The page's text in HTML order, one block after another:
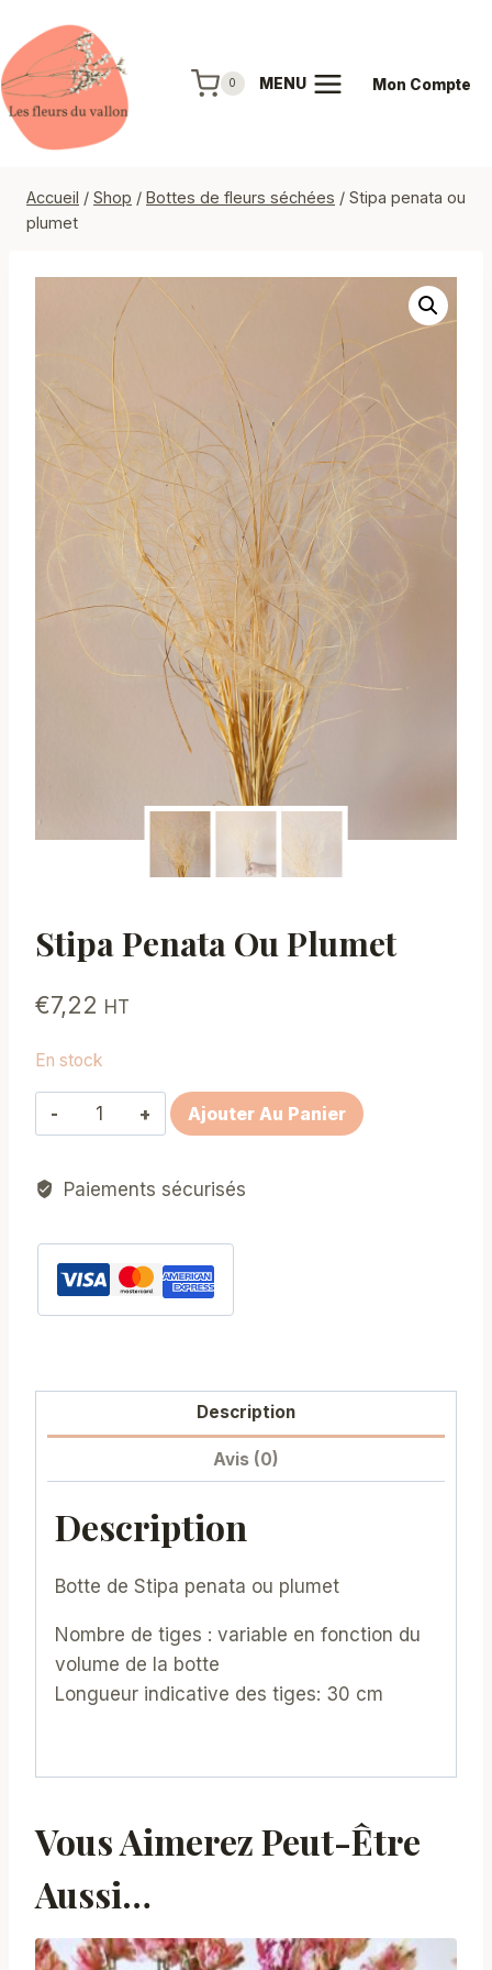
au
contenu
0 MENU Mon Compte
Accueil / Shop / Bottes de fleurs séchées / Stipa penata ou
plumet
Stipa Penata Ou Plumet
€7,22 HT
En stock
quantité
de
penata
Ajouter Au Panier
Paiements sécurisés
Description
Avis (0)
Description
Botte de Stipa penata ou plumet
Nombre de tiges : variable en fonction du
volume de la botte
Longueur indicative des tiges: 30 cm
Vous Aimerez Peut-Être
Aussi…